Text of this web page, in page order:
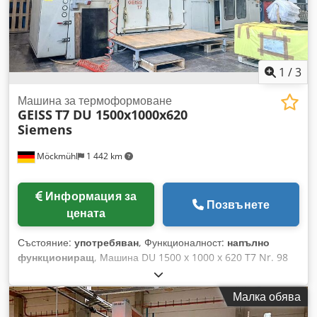
1 /3
Möckmühl 1 442 km
Машина за термоформоване
GEISST7 DU 1500x1000x620
Siemens
Информация за
цената
Позвънете
Състояние: употребяван, Функционалност: напълно
функциониращ, Машина DU 1500 x 1000 x 620 T7 Nr. 98
15254 Размер на плочата: 1000 x 800 мм Дълбочина на
изтегляне: 620 мм Година на производство: 1998
Номинален ток: 238 A Обща мощност: 164,5 kWМалка обява